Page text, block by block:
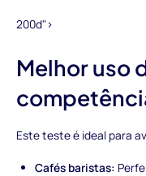
200d">
Melhor uso
Este teste é ideal para
Cafés baristas: